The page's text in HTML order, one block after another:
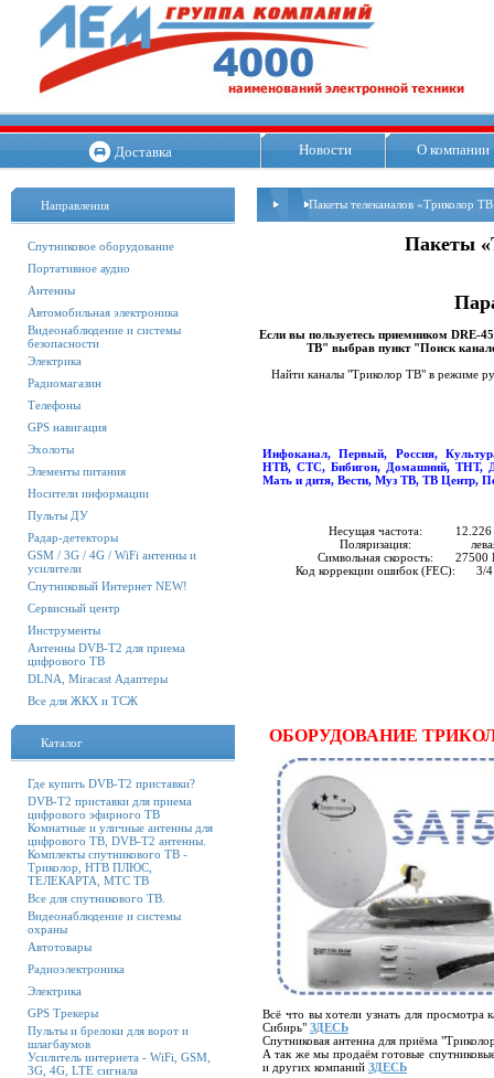
Доставка Новости О компании
Направления
Спутниковое оборудование
Портативное аудио
Антенны
Автомобильная электроника
Видеонаблюдение и системы
безопасности
Электрика
Радиомагазин
Телефоны
GPS навигация
Эхолоты
Элементы питания
Носители информации
Пульты ДУ
Радар-детекторы
GSM / 3G / 4G / WiFi антенны и
усилители
Спутниковый Интернет NEW!
Сервисный центр
Инструменты
Антенны DVB-T2 для приема
цифрового ТВ
DLNA, Miracast Адаптеры
Все для ЖКХ и ТСЖ
Каталог
Где купить DVB-T2 приставки?
DVB-T2 приставки для приема
цифрового эфирного ТВ
Комнатные и уличные антенны для
цифрового ТВ, DVB-T2 антенны.
Комплекты спутникового ТВ -
Триколор, НТВ ПЛЮС,
ТЕЛЕКАРТА, МТС ТВ
Все для спутникового ТВ.
Видеонаблюдение и системы
охраны
Автотовары
Радиоэлектроника
Электрика
GPS Трекеры
Пульты и брелоки для ворот и
шлагбаумов
Усилитель интернета - WiFi, GSM,
3G, 4G, LTE сигнала
Пакеты телеканалов «Триколор
Пакеты
Если вы пользуетесь приемником DRE-
ТВ" выбрав пункт "Поиск
Найти каналы "Триколор ТВ" в режиме
Инфоканал, Первый, Россия,
НТВ, СТС, Бибигон, Домашний, ТНТ,
Мать и дитя, Вести, Муз ТВ, ТВ Центр,
Несущая частота:
Поляризация:
Символьная скорость:
Код коррекции ошибок (FEC):
27500
3/4
ОБОРУДОВАНИЕ
Всё что вы хотели узнать для просмотра
Сибирь" ЗДЕСЬ
Спутниковая антенна для приёма
А так же мы продаём готовые
и других компаний ЗДЕСЬ